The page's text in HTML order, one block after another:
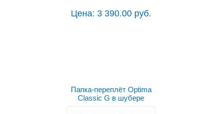
Цена: 3 390.00 руб.
Папка-переплёт Optima
Classic G в шубере